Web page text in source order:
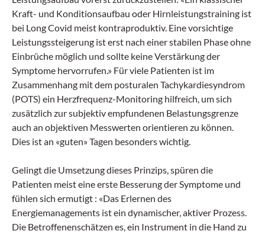
Kraft- und Konditionsaufbau oder Hirnleistungstraining ist
bei Long Covid meist kontraproduktiv. Eine vorsichtige
Leistungssteigerung ist erst nach einer stabilen Phase ohne
Einbrüche möglich und sollte keine Verstärkung der
Symptome hervorrufen.» Für viele Patienten ist im
Zusammenhang mit dem posturalen Tachykardiesyndrom
(POTS) ein Herzfrequenz-Monitoring hilfreich, um sich
zusätzlich zur subjektiv empfundenen Belastungsgrenze
auch an objektiven Messwerten orientieren zu können.
Dies ist an «guten» Tagen besonders wichtig.
Gelingt die Umsetzung dieses Prinzips, spüren die
Patienten meist eine erste Besserung der Symptome und
fühlen sich ermutigt : «Das Erlernen des
Energiemanagements ist ein dynamischer, aktiver Prozess.
Die Betroffenenschätzen es, ein Instrument in die Hand zu